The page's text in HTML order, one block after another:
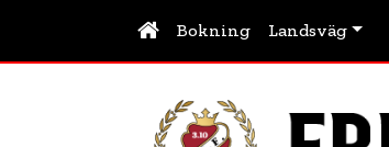
Bokning Landsväg